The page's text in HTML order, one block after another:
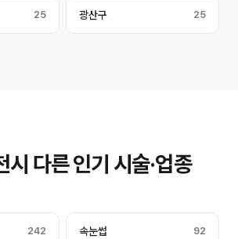
25 광산구 25
시 다른 인기 시술·업종
242 속눈썹 92